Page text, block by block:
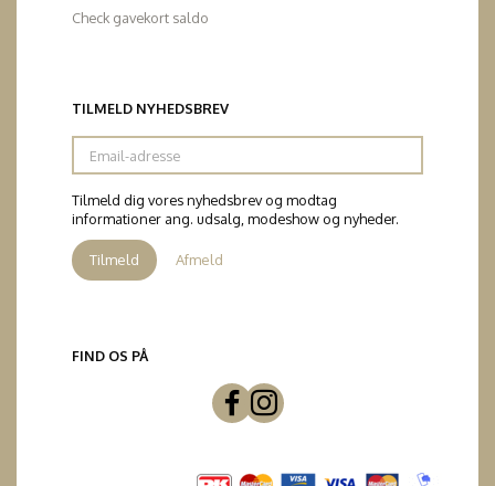
Check gavekort saldo
TILMELD NYHEDSBREV
Email-
adresse
Tilmeld dig vores nyhedsbrev og modtag
informationer ang. udsalg, modeshow og nyheder.
Tilmeld Afmeld
FIND OS PÅ